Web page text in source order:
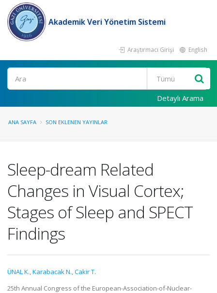
Akademik Veri Yönetim Sistemi
Araştırmacı Girişi English
Ara
Detaylı Arama
ANA SAYFA SON EKLENEN YAYINLAR
Sleep-dream Related
Changes in Visual Cortex;
Stages of Sleep and SPECT
Findings
ÜNAL K.,Karabacak N.,Cakir T.
25th Annual Congress of the European-Association-of-Nuclear-